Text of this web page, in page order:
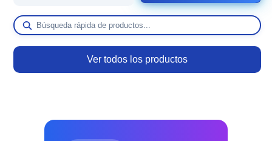
Ver todos los productos